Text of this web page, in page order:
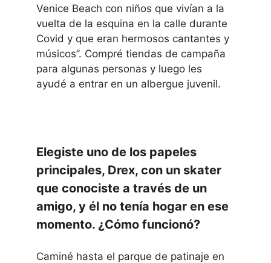
Venice Beach con niños que vivían a la
vuelta de la esquina en la calle durante
Covid y que eran hermosos cantantes y
músicos”. Compré tiendas de campaña
para algunas personas y luego les
ayudé a entrar en un albergue juvenil.
Elegiste uno de los papeles
principales, Drex, con un skater
que conociste a través de un
amigo, y él no tenía hogar en ese
momento. ¿Cómo funcionó?
Caminé hasta el parque de patinaje en